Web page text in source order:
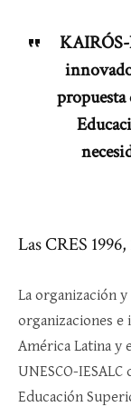
Las CRES
La organización
organizaciones
América Latina y
UNESCO-
Educación